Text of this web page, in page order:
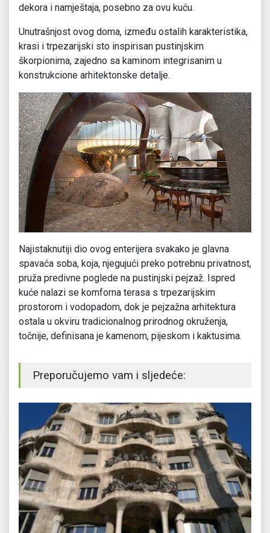
dekora i namještaja, posebno za ovu kuću.
Unutrašnjost ovog doma, između ostalih karakteristika,
krasi i trpezarijski sto inspirisan pustinjskim
škorpionima, zajedno sa kaminom integrisanim u
konstrukcione arhitektonske detalje.
Najistaknutiji dio ovog enterijera svakako je glavna
spavaća soba, koja, njegujući preko potrebnu privatnost,
pruža predivne poglede na pustinjski pejzaž. Ispred
kuće nalazi se komforna terasa s trpezarijskim
prostorom i vodopadom, dok je pejzažna arhitektura
ostala u okviru tradicionalnog prirodnog okruženja,
točnije, definisana je kamenom, pijeskom i kaktusima.
Preporučujemo vam i sljedeće: